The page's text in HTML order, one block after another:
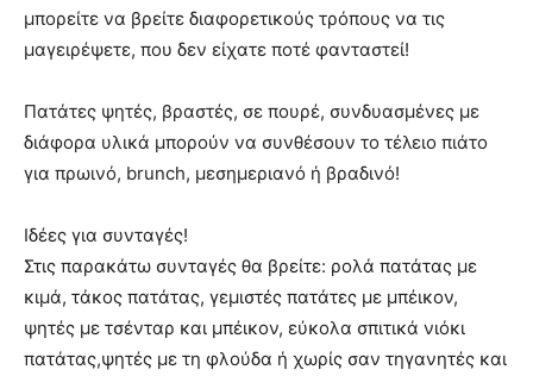
μπορείτε να βρείτε διαφορετικούς τρόπους να τις
μαγειρέψετε, που δεν είχατε ποτέ φανταστεί!
Πατάτες ψητές, βραστές, σε πουρέ, συνδυασμένες με
διάφορα υλικά μπορούν να συνθέσουν το τέλειο πιάτο
για πρωινό, brunch, μεσημεριανό ή βραδινό!
Ιδέες για συνταγές!
Στις παρακάτω συνταγές θα βρείτε: ρολά πατάτας με
κιμά, τάκος πατάτας, γεμιστές πατάτες με μπέικον,
ψητές με τσένταρ και μπέικον, εύκολα σπιτικά νιόκι
πατάτας,ψητές με τη φλούδα ή χωρίς σαν τηγανητές και